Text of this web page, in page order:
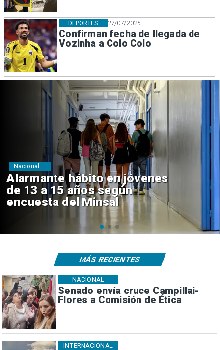
27/07/2026
Confirman fecha de llegada de
Vozinha a Colo Colo
DEPORTES
Aprueban creación del Parque
Sebastián Piñera con inversión
de $4 mil millones
Regiones
Senado envía cruce Campillai-
Flores a Comisión de Ética
NACIONAL
INTERNACIONAL
MÁS RECIENTES